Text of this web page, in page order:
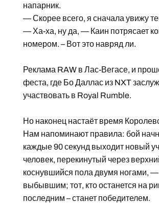
напарник.
— Скорее всего, я сначала увижу
— Ха-ха, ну да, — Каин потрясает
номером. – Вот это навряд ли.
Реклама RAW в Лас-Вегасе, и
феста, где Бо Даллас из NXT
участвовать в Royal Rumble.
Но наконец настаёт время
Нам напоминают правила: бой
каждые 90 секунд выходит новый
человек, перекинутый через
коснувшийся пола двумя ногами, —
выбывшим; тот, кто останется на
последним – станет победителем.